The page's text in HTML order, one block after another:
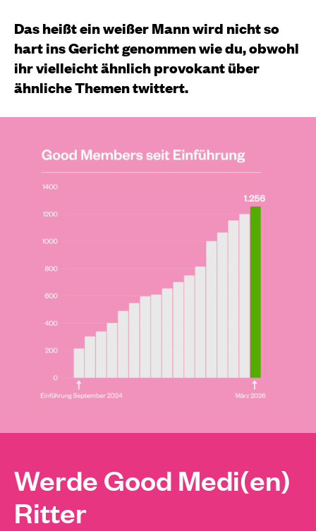
Das heißt ein weißer Mann wird nicht so
hart ins Gericht genommen wie du, obwohl
ihr vielleicht ähnlich provokant über
ähnliche Themen twittert.
Werde Good Medi(en)
Ritter